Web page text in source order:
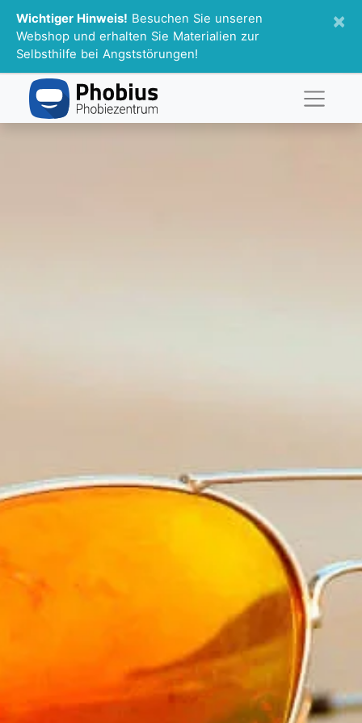
Wichtiger Hinweis! Besuchen Sie unseren
Webshop und erhalten Sie Materialien zur
Selbsthilfe bei Angststörungen!
×